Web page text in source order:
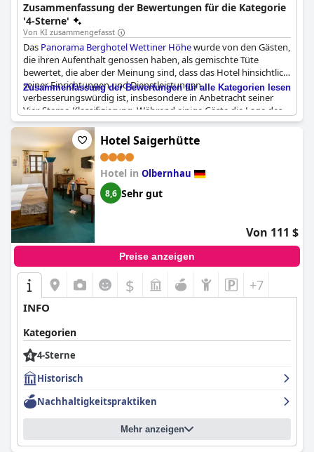
Zusammenfassung der Bewertungen für die Kategorie
'4-Sterne'
Von KI zusammengefasst
Das Panorama Berghotel Wettiner Höhewurde von den Gästen,
die ihren Aufenthalt genossen haben, als gemischte Tüte
bewertet, die aber der Meinung sind, dass das Hotel hinsichtlich
seiner Einrichtungen und Dienstleistungen
verbesserungswürdig ist, insbesondere in Anbetracht seiner
Vier-Sterne-Klassifizierung. Während einige Gäste die Lage des
Hotels und die atemberaubende Aussicht schätzten, waren sie
von den veralteten Einrichtungen und Möbeln enttäuscht, die
ihrer Meinung nach nicht dem Vier-Sterne-Standard
entsprachen. Außerdem waren viele Gäste mit der Qualität des
Essens unzufrieden, das ihrer Meinung nach nicht dem Vier-
Sterne-Standard entsprach. Einige Gäste waren auch
überrascht, dass bestimmte Annehmlichkeiten, die sie erwartet
hatten, wie Bademäntel und Kaffee auf dem Zimmer, nicht
vorhanden waren. Trotz dieser Beschwerden empfanden einige
Gäste das Personal als hilfsbereit und freundlich und waren
insgesamt zufrieden mit ihrem Aufenthalt in diesem Hotel.
Zusammenfassung der Bewertungen für alle Kategorien lesen
Hotel Saigerhütte
Hotel in Olbernhau
8,6 Sehr gut
Von 111 $
Preise anzeigen
$ +7
INFO
Kategorien
4-Sterne
Historisch
Nachhaltigkeitspraktiken
Mehr anzeigen